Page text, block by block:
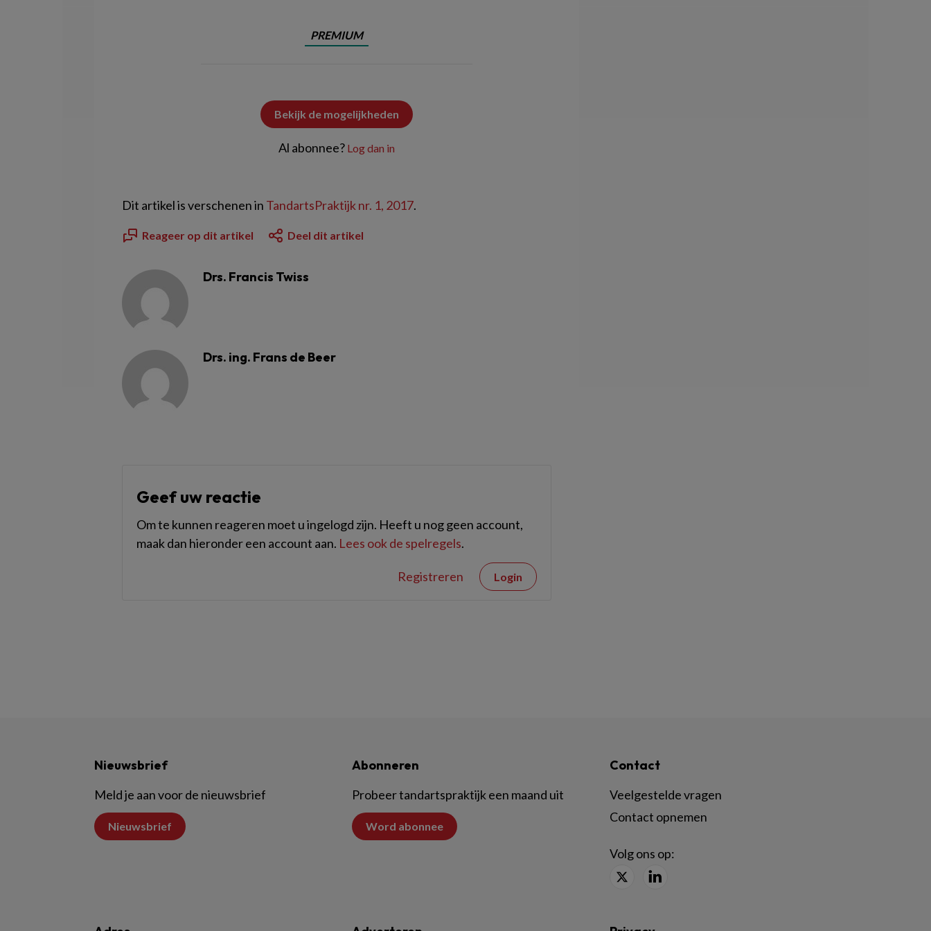
PREMIUM
Bekijk de mogelijkheden
Al abonnee? Log dan in
Dit artikel is verschenen in TandartsPraktijk nr. 1, 2017.
Reageer op dit artikel Deel dit artikel
Drs. Francis Twiss
Drs. ing. Frans de Beer
Geef uw reactie
Om te kunnen reageren moet u ingelogd zijn. Heeft u nog geen account,
maak dan hieronder een account aan. Lees ook de spelregels.
Registreren Login
Nieuwsbrief
Meld je aan voor de nieuwsbrief
Nieuwsbrief
Abonneren
Probeer tandartspraktijk een maand uit
Word abonnee
Contact
Veelgestelde vragen
Contact opnemen
Volg ons op: